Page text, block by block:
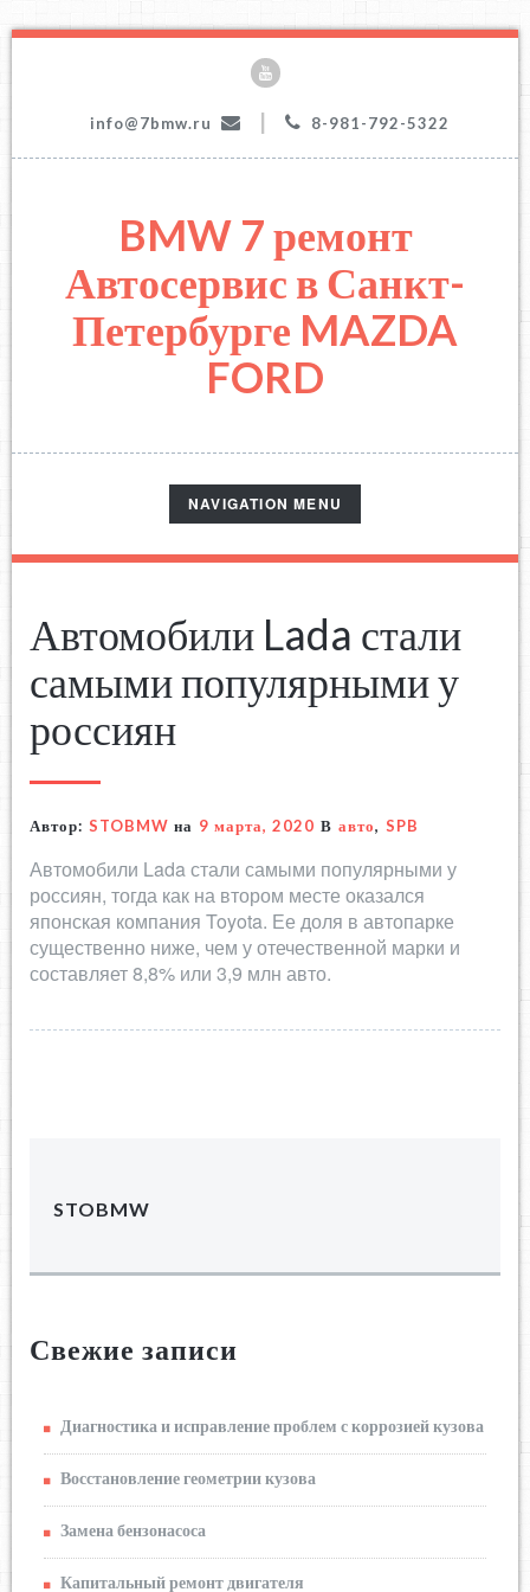
info@7bmw.ru 8-981-792-5322
BMW 7 ремонт
Автосервис в Санкт-
Петербурге MAZDA
FORD
TOGGLE
NAVIGATION
NAVIGATION MENU
Автомобили Lada стали
самыми популярными у
россиян
Автор: STOBMW на 9 марта, 2020 В авто, SPB
Автомобили Lada стали самыми популярными у
россиян, тогда как на втором месте оказался
японская компания Toyota. Ее доля в автопарке
существенно ниже, чем у отечественной марки и
составляет 8,8% или 3,9 млн авто.
STOBMW
Свежие записи
Диагностика и исправление проблем с коррозией кузова
Восстановление геометрии кузова
Замена бензонасоса
Капитальный ремонт двигателя